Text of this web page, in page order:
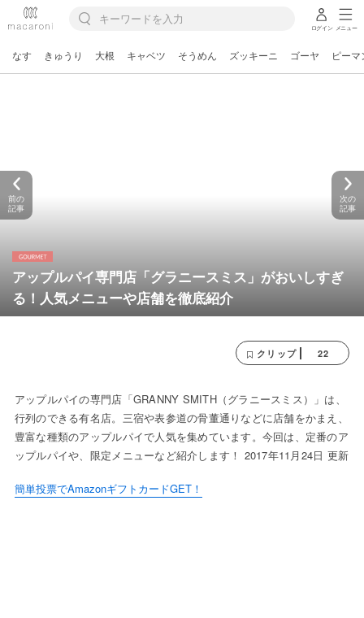
ログイン メニュー
なす きゅうり 大根 キャベツ そうめん ズッキーニ ゴーヤ ピーマ
アップルパイ専門店「グラニースミス」がおいしすぎ
る！人気メニューや店舗を徹底紹介
前の
記事
次の
記事
クリップ 22
アップルパイの専門店「GRANNY SMITH（グラニースミス）」は、
行列のできる有名店。三宿や表参道の骨董通りなどに店舗をかまえ、
豊富な種類のアップルパイで人気を集めています。今回は、定番のア
ップルパイや、限定メニューなど紹介します！ 2017年11月24日 更新
簡単投票でAmazonギフトカードGET！